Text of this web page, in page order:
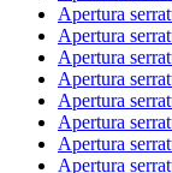
Apertura
Apertura
Apertura
Apertura
Apertura
Apertura
Apertura
Apertura